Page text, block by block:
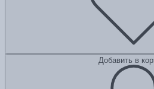
Добавить в